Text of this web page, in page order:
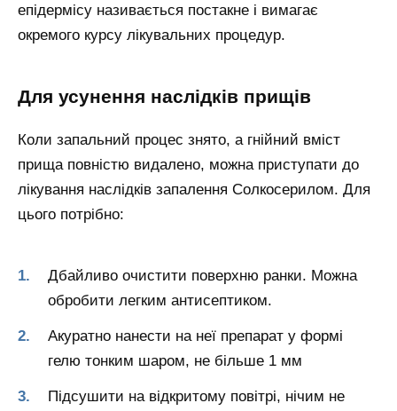
епідермісу називається постакне і вимагає
окремого курсу лікувальних процедур.
Для усунення наслідків прищів
Коли запальний процес знято, а гнійний вміст
прища повністю видалено, можна приступати до
лікування наслідків запалення Солкосерилом. Для
цього потрібно:
Дбайливо очистити поверхню ранки. Можна
обробити легким антисептиком.
Акуратно нанести на неї препарат у формі
гелю тонким шаром, не більше 1 мм
Підсушити на відкритому повітрі, нічим не